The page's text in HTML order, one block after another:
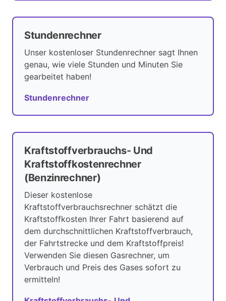
Stundenrechner
Unser kostenloser Stundenrechner sagt Ihnen
genau, wie viele Stunden und Minuten Sie
gearbeitet haben!
Stundenrechner
Kraftstoffverbrauchs- Und
Kraftstoffkostenrechner
(Benzinrechner)
Dieser kostenlose
Kraftstoffverbrauchsrechner schätzt die
Kraftstoffkosten Ihrer Fahrt basierend auf
dem durchschnittlichen Kraftstoffverbrauch,
der Fahrtstrecke und dem Kraftstoffpreis!
Verwenden Sie diesen Gasrechner, um
Verbrauch und Preis des Gases sofort zu
ermitteln!